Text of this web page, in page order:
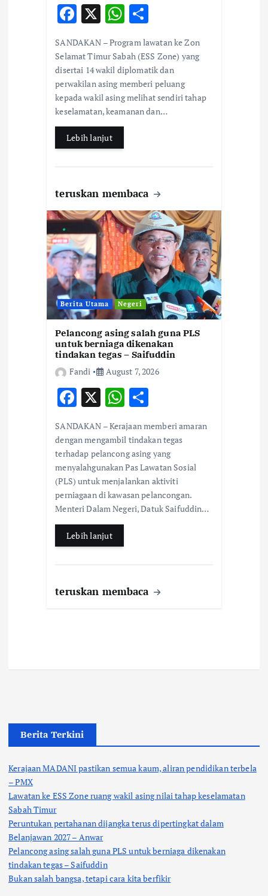
F
ac
e
b
o
o
k
X W
at
s
A
p
ar
e
SANDAKAN – Program lawatan ke Zon
Selamat Timur Sabah (ESS Zone) yang
disertai 14 wakil diplomatik dan
perwakilan asing memberi peluang
kepada wakil asing melihat sendiri tahap
keselamatan, keamanan dan…
Lebih lanjut
teruskan membaca
Berita Utama Negeri
Pelancong asing salah guna PLS
untuk berniaga dikenakan
tindakan tegas – Saifuddin
Fandi
August 7, 2026
F
ac
e
b
o
o
k
X W
h
at
s
A
p
p
ar
e
SANDAKAN – Kerajaan memberi amaran
dengan mengambil tindakan tegas
terhadap pelancong asing yang
menyalahgunakan Pas Lawatan Sosial
(PLS) untuk menjalankan aktiviti
perniagaan di kawasan pelancongan.
Menteri Dalam Negeri, Datuk Saifuddin…
Lebih lanjut
teruskan membaca
Berita Terkini
Kerajaan MADANI pastikan semua kaum, aliran pendidikan terbela
– PMX
Lawatan ke ESS Zone ruang wakil asing nilai tahap keselamatan
Sabah Timur
Peruntukan pertahanan dijangka terus dipertingkat dalam
Belanjawan 2027 – Anwar
Pelancong asing salah guna PLS untuk berniaga dikenakan
tindakan tegas – Saifuddin
Bukan salah bangsa, tetapi cara kita berfikir